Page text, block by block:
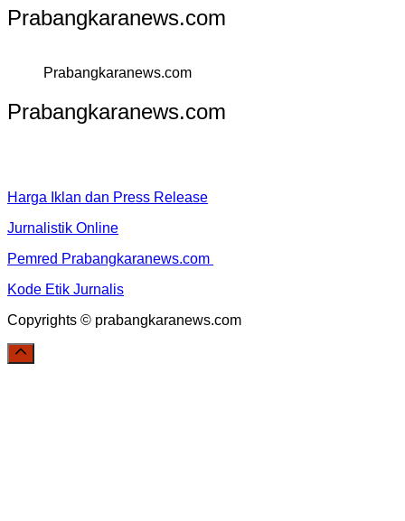
Prabangkaranews.com
Prabangkaranews.com
Prabangkaranews.com
Harga Iklan dan Press Release
Jurnalistik Online
Pemred Prabangkaranews.com
Kode Etik Jurnalis
Copyrights © prabangkaranews.com